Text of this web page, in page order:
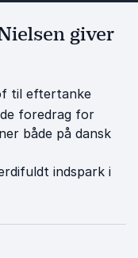
giver
til eftertanke
foredrag for
både på dansk
indspark i